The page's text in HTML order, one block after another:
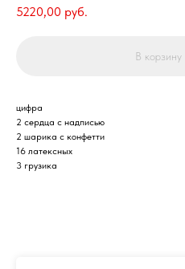
5220,00 руб.
В корзину
цифра
2 сердца с надписью
2 шарика с конфетти
16 латексных
3 грузика